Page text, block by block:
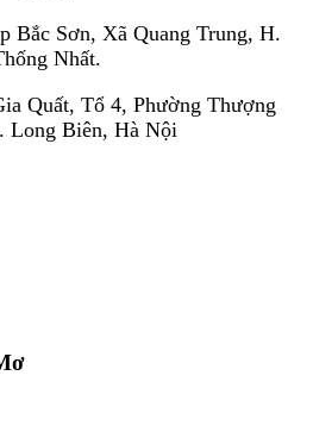
Bắc Sơn, Xã Quang Trung, H.
Nhất.
Quất, Tổ 4, Phường Thượng
Long Biên, Hà Nội